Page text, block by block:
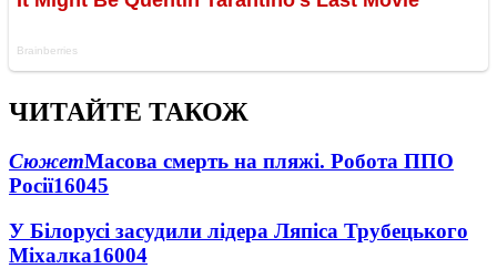
ЧИТАЙТЕ ТАКОЖ
СюжетМасова смерть на пляжі. Робота ППО
Росії16045
У Білорусі засудили лідера Ляпіса Трубецького
Міхалка16004